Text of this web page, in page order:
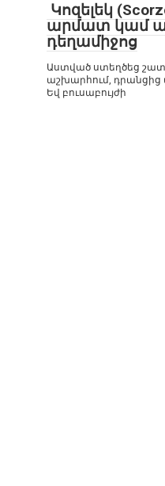
Կոզելեկ
արմատ կամ
դեղամիջոց
Աստված ստեղծեց
աշխարհում, դրանցից
Եվ բուսաբույժի